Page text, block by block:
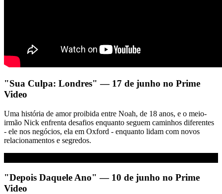
"Sua Culpa: Londres" — 17 de junho no Prime
Video
Uma história de amor proibida entre Noah, de 18 anos, e o meio-
irmão Nick enfrenta desafios enquanto seguem caminhos diferentes
- ele nos negócios, ela em Oxford - enquanto lidam com novos
relacionamentos e segredos.
"Depois Daquele Ano" — 10 de junho no Prime
Video